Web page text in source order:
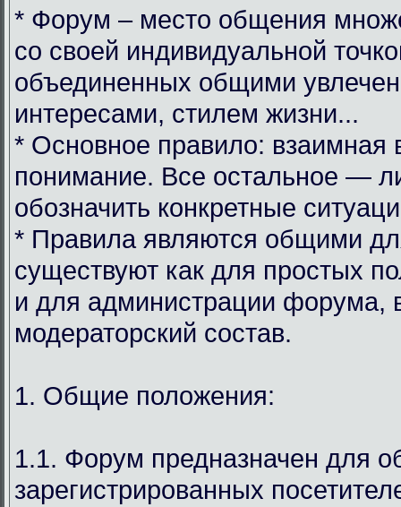
* Форум – место общения
со своей индивидуальной
объединенных общими
интересами, стилем жизни...
* Основное правило: взаимная
понимание. Все остальное —
обозначить конкретные
* Правила являются общими
существуют как для простых
и для администрации форума,
модераторский состав.
1. Общие положения:
1.1. Форум предназначен для
зарегистрированных